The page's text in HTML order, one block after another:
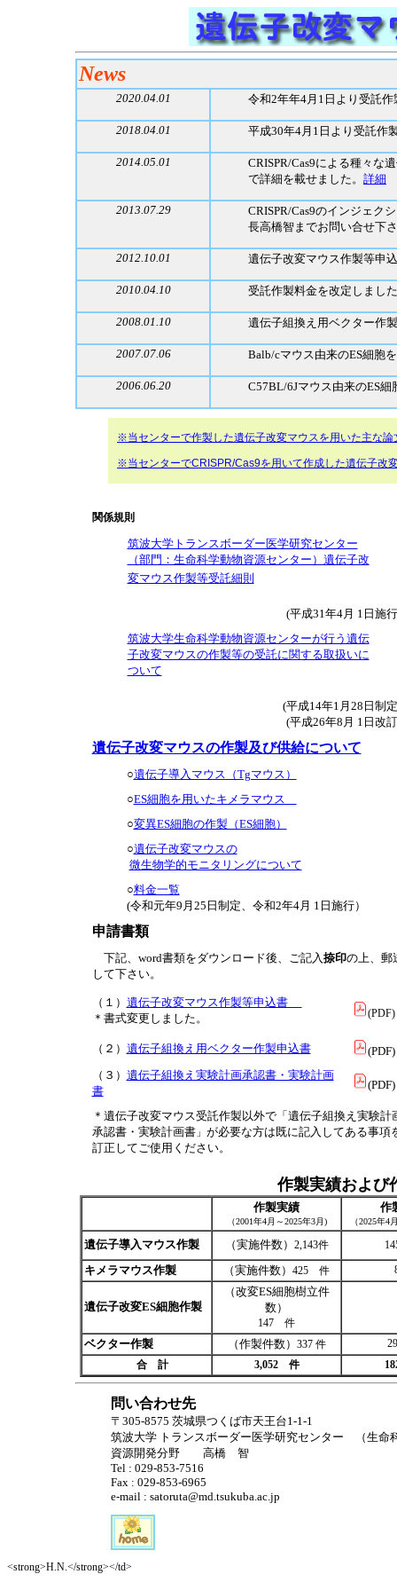
News
2020.04.01 令和2年年4月1日より受託
2018.04.01 平成30年4月1日より受託作
2014.05.01
CRISPR/Cas9による種々な
で詳細を載せました。 詳細
2013.07.29
CRISPR/Cas9のインジェク
長高橋智までお問い合せ下
2012.10.01 遺伝子改変マウス作製等申
2010.04.10 受託作製料金を改定しまし
2008.01.10 遺伝子組換え用ベクター作
2007.07.06 Balb/cマウス由来のES細胞
2006.06.20 C57BL/6Jマウス由来のES
※当センターで作製した遺伝子改変マウスを用いた主な論
※当センターでCRISPR/Cas9を用いて作成した遺伝子改
関係規則
筑波大学トランスボーダー医学研究センター
（部門：生命科学動物資源センター）遺伝子改
変マウス作製等受託細則
(平成31年4月 1日施
筑波大学生命科学動物資源センターが行う遺伝
子改変マウスの作製等の受託に関する取扱いに
ついて
(平成14年1月28日制
(平成26年8月 1日改
遺伝子改変マウスの作製及び供給について
○遺伝子導入マウス（Tgマウス）
○ES細胞を用いたキメラマウス
○変異ES細胞の作製（ES細胞）
○遺伝子改変マウスの
微生物学的モニタリングについて
○料金一覧
(令和元年9月25日制定、令和2年4月 1日施行）
申請書類
下記、word書類をダウンロード後、ご記入捺印の上、郵
して下さい。
（１） 遺伝子改変マウス作製等申込書
＊書式変更しました。
(PDF)
（２） 遺伝子組換え用ベクター作製申込書
(PDF)
（３） 遺伝子組換え実験計画承認書・実験計画
書
(PDF)
＊遺伝子改変マウス受託作製以外で「遺伝子組換え実験計
承認書・実験計画書」 が必要な方は既に記入してある事項
訂正してご使用ください。
作製実績および
作製実績
（2001年4月～2025年3月)
作
（2025年4
遺伝子導入マウス作製 （実施件数） 2,143件
キメラマウス作製 （実施件数） 425 件
遺伝子改変ES細胞作製
（改変ES細胞樹立件
数）
147 件
ベクター作製 （作製件数） 337 件
合 計
3,052 件
問い合わせ先
〒305-8575 茨城県つくば市天王台1-1-1
筑波大学 トランスボーダー医学研究センター （生命
資源開発分野 高橋 智
Tel : 029-853-7516
Fax : 029-853-6965
e-mail : satoruta@md.tsukuba.ac.jp
<strong>H.N.</strong></td>